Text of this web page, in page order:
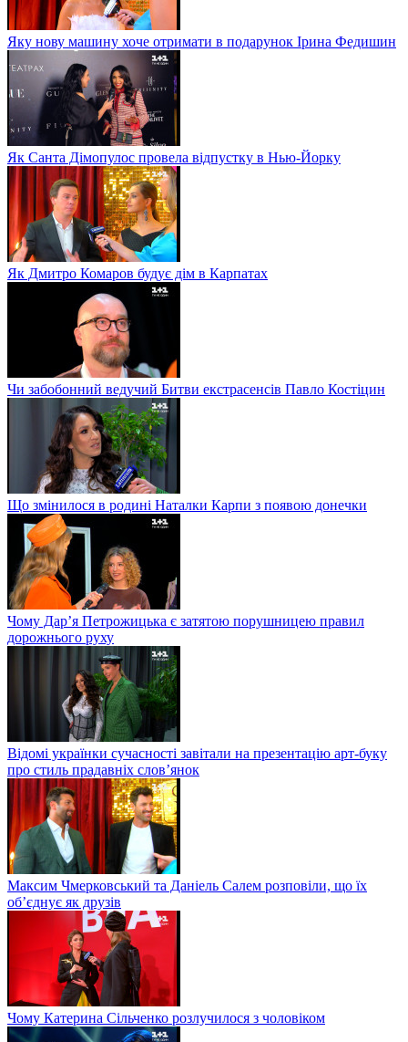
Яку нову машину хоче отримати в подарунок Ірина Федишин
Як Санта Дімопулос провела відпустку в Нью-Йорку
Як Дмитро Комаров будує дім в Карпатах
Чи забобонний ведучий Битви екстрасенсів Павло Костіцин
Що змінилося в родині Наталки Карпи з появою донечки
Чому Дар’я Петрожицька є затятою порушницею правил
дорожнього руху
Відомі українки сучасності завітали на презентацію арт-буку
про стиль прадавніх слов’янок
Максим Чмерковський та Даніель Салем розповіли, що їх
об’єднує як друзів
Чому Катерина Сільченко розлучилося з чоловіком